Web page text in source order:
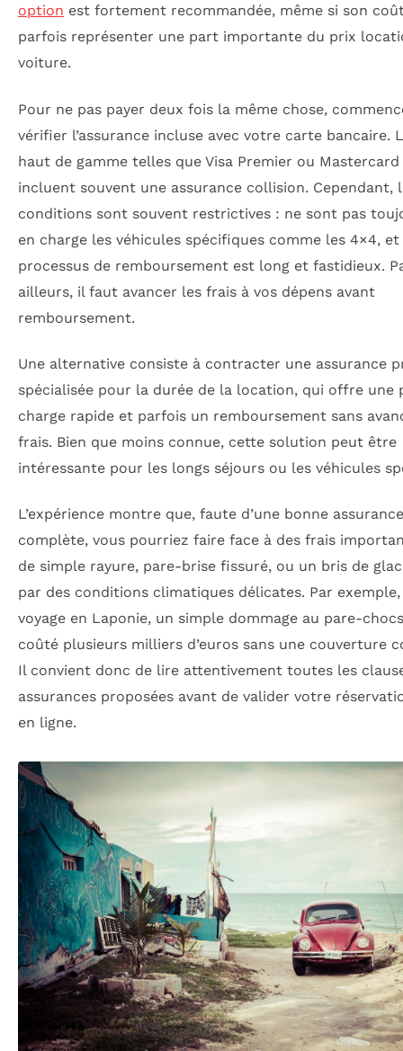
option est fortement recommandée, même si son
parfois représenter une part importante du prix
voiture.
Pour ne pas payer deux fois la même chose,
vérifier l’assurance incluse avec votre carte bancaire.
haut de gamme telles que Visa Premier ou
incluent souvent une assurance collision. Cependant,
conditions sont souvent restrictives : ne sont pas
en charge les véhicules spécifiques comme les 4×4, et
processus de remboursement est long et fastidieux.
ailleurs, il faut avancer les frais à vos dépens avant
remboursement.
Une alternative consiste à contracter une assurance
spécialisée pour la durée de la location, qui offre une
charge rapide et parfois un remboursement sans
frais. Bien que moins connue, cette solution peut être
intéressante pour les longs séjours ou les véhicules
L’expérience montre que, faute d’une bonne assurance
complète, vous pourriez faire face à des frais
de simple rayure, pare-brise fissuré, ou un bris de
par des conditions climatiques délicates. Par exemple,
voyage en Laponie, un simple dommage au pare-
coûté plusieurs milliers d’euros sans une couverture
Il convient donc de lire attentivement toutes les
assurances proposées avant de valider votre
en ligne.